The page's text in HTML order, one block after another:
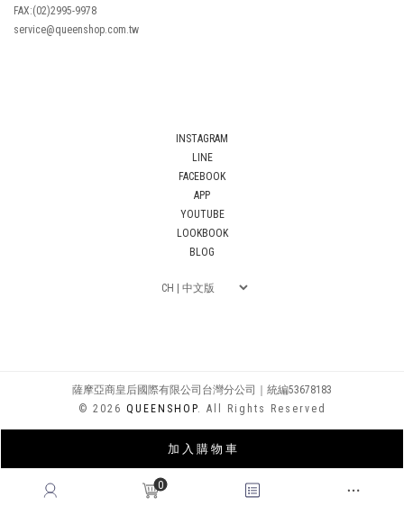
0
加 入 購 物 車
FAX:(02)2995-9978
service@queenshop.com.tw
INSTAGRAM
LINE
FACEBOOK
APP
YOUTUBE
LOOKBOOK
BLOG
薩摩亞商皇后國際有限公司台灣分公司｜統編53678183
© 2026 QUEENSHOP. All Rights Reserved